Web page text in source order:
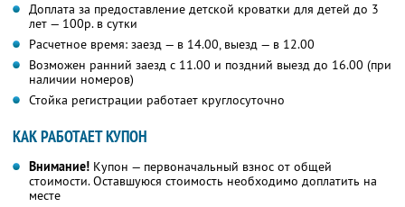
Доплата за предоставление детской кроватки для детей до 3
лет — 100р. в сутки
Расчетное время: заезд — в 14.00, выезд — в 12.00
Возможен ранний заезд с 11.00 и поздний выезд до 16.00 (при
наличии номеров)
Стойка регистрации работает круглосуточно
КАК РАБОТАЕТ КУПОН
Внимание! Купон — первоначальный взнос от общей
стоимости. Оставшуюся стоимость необходимо доплатить на
месте